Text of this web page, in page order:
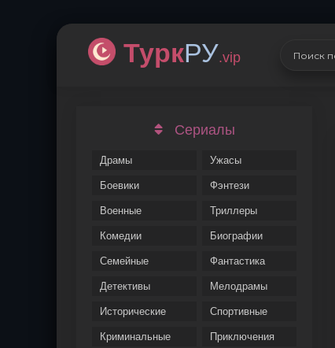
ТуркРУ.vip
Сериалы
Драмы
Боевики
Военные
Комедии
Семейные
Детективы
Исторические
Криминальные
Ужасы
Фэнтези
Триллеры
Биографии
Фантастика
Мелодрамы
Спортивные
Приключения